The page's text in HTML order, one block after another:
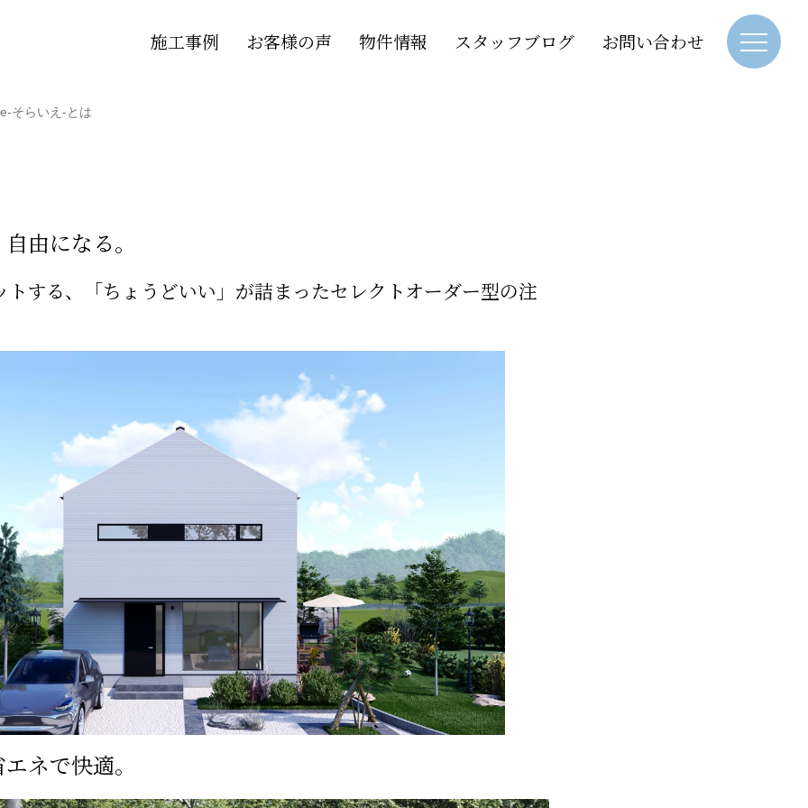
施工事例 お客様の声 物件情報 スタッフブログ お問い合わせ
そらいえ-とは
由になる。
する、「ちょうどいい」が詰まったセレクトオーダー型の注
ネで快適。